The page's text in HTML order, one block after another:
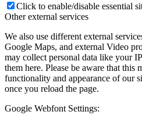
Click to enable/disable essential
Other external services
We also use different external
Google Maps, and external Video
may collect personal data like your
them here. Please be aware that this
functionality and appearance of our
once you reload the page.
Google Webfont Settings: